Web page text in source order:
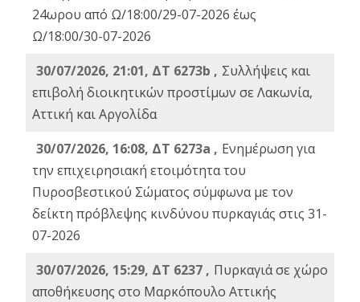
24ωρου από Ω/18:00/29-07-2026 έως
Ω/18:00/30-07-2026
30/07/2026, 21:01, ΔΤ 6273b , Συλλήψεις και
επιβολή διοικητικών προστίμων σε Λακωνία,
Αττική και Αργολίδα
30/07/2026, 16:08, ΔΤ 6273a , Ενημέρωση για
την επιχειρησιακή ετοιμότητα του
Πυροσβεστικού Σώματος σύμφωνα με τον
δείκτη πρόβλεψης κινδύνου πυρκαγιάς στις 31-
07-2026
30/07/2026, 15:29, ΔΤ 6237 , Πυρκαγιά σε χώρο
αποθήκευσης στο Μαρκόπουλο Αττικής